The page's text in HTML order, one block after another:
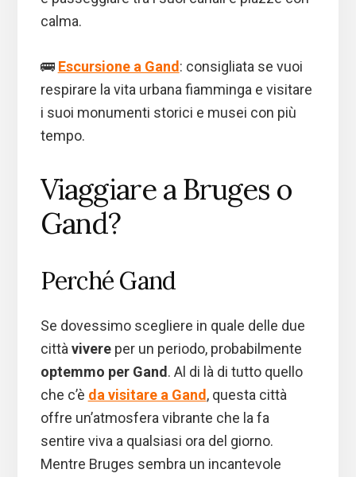
calma.
🚌 Escursione a Gand: consigliata se vuoi
respirare la vita urbana fiamminga e visitare
i suoi monumenti storici e musei con più
tempo.
Viaggiare a Bruges o
Gand?
Perché Gand
Se dovessimo scegliere in quale delle due
città vivereper un periodo, probabilmente
optemmo per Gand. Al di là di tutto quello
che c’è da visitare a Gand, questa città
offre un’atmosfera vibrante che la fa
sentire viva a qualsiasi ora del giorno.
Mentre Bruges sembra un incantevole